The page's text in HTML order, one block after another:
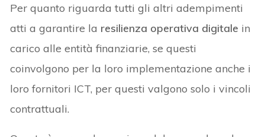
Per quanto riguarda tutti gli altri adempimenti
atti a garantire la resilienza operativa digitale in
carico alle entità finanziarie, se questi
coinvolgono per la loro implementazione anche i
loro fornitori ICT, per questi valgono solo i vincoli
contrattuali.